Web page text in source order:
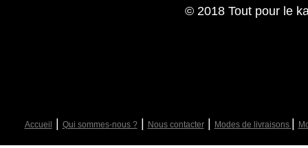
© 2018 Tout pour le
Accueil Qui sommes-nous ?| Nous contacter| Modes de livraisons